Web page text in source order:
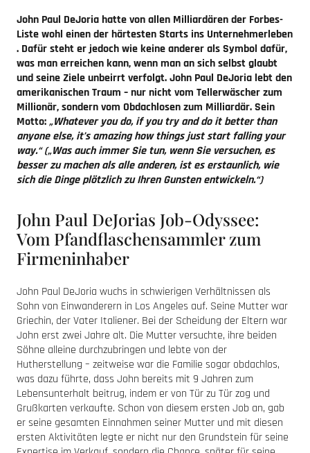
John Paul DeJoria hatte von allen Milliardären der Forbes-
Liste wohl einen der härtesten Starts ins Unternehmerleben
. Dafür steht er jedoch wie keine anderer als Symbol dafür,
was man erreichen kann, wenn man an sich selbst glaubt
und seine Ziele unbeirrt verfolgt. John Paul DeJoria lebt den
amerikanischen Traum – nur nicht vom Tellerwäscher zum
Millionär, sondern vom Obdachlosen zum Milliardär. Sein
Motto:„Whatever you do, if you try and do it better than
anyone else, it’s amazing how things just start falling your
way.“ („Was auch immer Sie tun, wenn Sie versuchen, es
besser zu machen als alle anderen, ist es erstaunlich, wie
sich die Dinge plötzlich zu Ihren Gunsten entwickeln.“)
John Paul DeJorias Job-Odyssee:
Vom Pfandflaschensammler zum
Firmeninhaber
John Paul DeJoria wuchs in schwierigen Verhältnissen als
Sohn von Einwanderern in Los Angeles auf. Seine Mutter war
Griechin, der Vater Italiener. Bei der Scheidung der Eltern war
John erst zwei Jahre alt. Die Mutter versuchte, ihre beiden
Söhne alleine durchzubringen und lebte von der
Hutherstellung – zeitweise war die Familie sogar obdachlos,
was dazu führte, dass John bereits mit 9 Jahren zum
Lebensunterhalt beitrug, indem er von Tür zu Tür zog und
Grußkarten verkaufte. Schon von diesem ersten Job an, gab
er seine gesamten Einnahmen seiner Mutter und mit diesen
ersten Aktivitäten legte er nicht nur den Grundstein für seine